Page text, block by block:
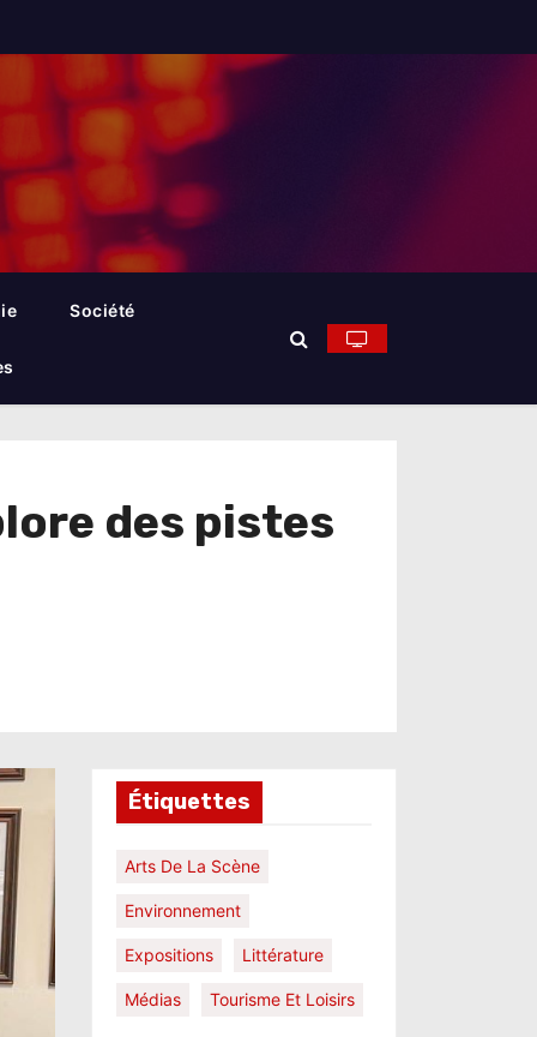
Société
des pistes
Étiquettes
Arts De La Scène
Environnement
Expositions Littérature
Médias Tourisme Et Loisirs